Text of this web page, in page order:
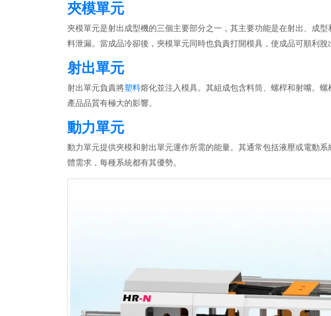
夾模單元
夾模單元是射出成型機的三個主要部分之一，其主要功能是在射出、成
料泄漏。當成品冷卻後，夾模單元同時也負責打開模具，使成品可順利脫
射出單元
射出單元負責將塑料熔化並注入模具。其組成包含料筒、螺桿和射嘴。
產品品質有極大的影響。
動力單元
動力單元提供夾模和射出單元運作所需的能量。其通常包括液壓或電動
體需求，每種系統都有其優勢。